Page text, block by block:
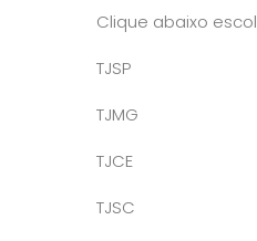
Clique abaixo
TJSP
TJMG
TJCE
TJSC